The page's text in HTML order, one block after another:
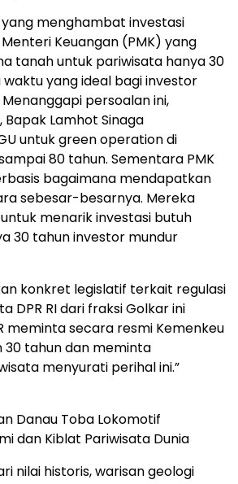
menghambat investasi
Keuangan (PMK) yang
tanah untuk pariwisata hanya 30
yang ideal bagi investor
persoalan ini,
Lamhot Sinaga
untuk green operation di
80 tahun. Sementara PMK
bagaimana mendapatkan
sebesar-besarnya. Mereka
menarik investasi butuh
30 tahun investor mundur
konkret legislatif terkait regulasi
DPR RI dari fraksi Golkar ini
meminta secara resmi Kemenkeu
tahun dan meminta
menyurati perihal ini.”
Danau Toba Lokomotif
dan Kiblat Pariwisata Dunia
nilai historis, warisan geologi